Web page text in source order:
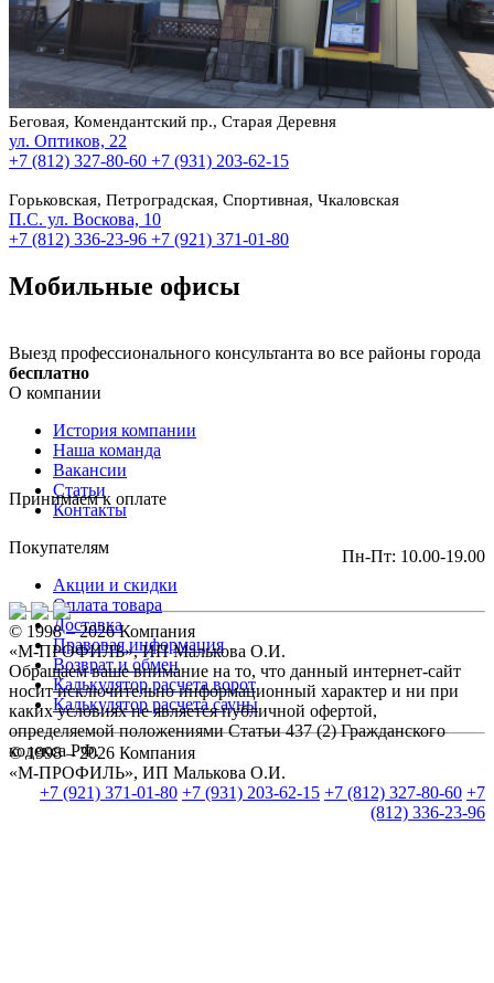
Беговая, Комендантский пр., Старая Деревня
ул. Оптиков, 22
+7 (812) 327-80-60 +7 (931) 203-62-15
Горьковская, Петроградская, Спортивная, Чкаловская
П.С. ул. Воскова, 10
+7 (812) 336-23-96 +7 (921) 371-01-80
Мобильные офисы
Выезд профессионального консультанта во все районы города
бесплатно
О компании
История компании
Наша команда
Вакансии
Статьи
Контакты
Покупателям
Акции и скидки
Оплата товара
Доставка
Правовая информация
Возврат и обмен
Калькулятор расчета ворот
Калькулятор расчета сауны
© 1998 – 2026 Компания
«М-ПРОФИЛЬ», ИП Малькова О.И.
+7 (921) 371-01-80 +7 (931) 203-62-15 +7 (812) 327-80-60 +7
(812) 336-23-96
Принимаем к оплате
Пн-Пт: 10.00-19.00
© 1998 – 2026 Компания
«М-ПРОФИЛЬ», ИП Малькова О.И.
Обращаем ваше внимание на то, что данный интернет-сайт
носит исключительно информационный характер и ни при
каких условиях не является публичной офертой,
определяемой положениями Статьи 437 (2) Гражданского
кодекса РФ.